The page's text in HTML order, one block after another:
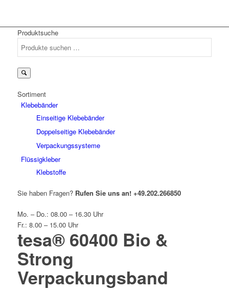
Produktsuche
Sortiment
Klebebänder
Einseitige Klebebänder
Doppelseitige Klebebänder
Verpackungssysteme
Flüssigkleber
Klebstoffe
Sie haben Fragen? Rufen Sie uns an! +49.202.266850
Mo. – Do.: 08.00 – 16.30 Uhr
Fr.: 8.00 – 15.00 Uhr
tesa® 60400 Bio &
Strong
Verpackungsband